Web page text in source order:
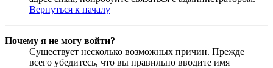
Вернуться к началу
Почему я не могу войти?
Существует несколько возможных причин. Прежде
всего убедитесь, что вы правильно вводите имя